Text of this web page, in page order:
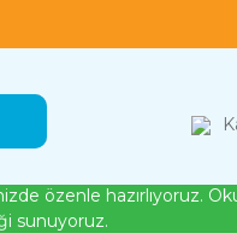
özenle hazırlıyoruz.
sunuyoruz.